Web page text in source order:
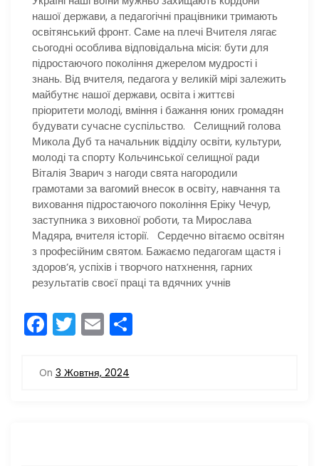
нашої держави, а педагогічні працівники тримають
освітянський фронт. Саме на плечі Вчителя лягає
сьогодні особлива відповідальна місія: бути для
підростаючого покоління джерелом мудрості і
знань. Від вчителя, педагога у великій мірі залежить
майбутнє нашої держави, освіта і життєві
пріоритети молоді, вміння і бажання юних громадян
будувати сучасне суспільство. Селищний голова
Микола Дуб та начальник відділу освіти, культури,
молоді та спорту Кольчинської селищної ради
Віталія Зварич з нагоди свята нагородили
грамотами за вагомий внесок в освіту, навчання та
виховання підростаючого покоління Еріку Чечур,
заступника з виховної роботи, та Мирослава
Мадяра, вчителя історії. Сердечно вітаємо освітян
з професійним святом. Бажаємо педагогам щастя і
здоров’я, успіхів і творчого натхнення, гарних
результатів своєї праці та вдячних учнів
F
a
c
T
w
itt
E
m
ai
On 3 Жовтня, 2024